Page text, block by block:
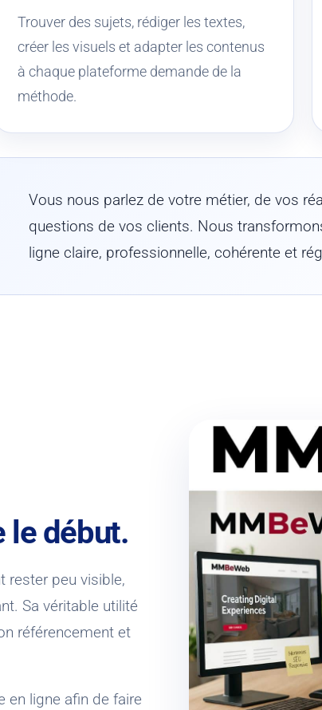
Trouver des sujets, rédiger les textes,
créer les visuels et adapter les contenus
à chaque plateforme demande de la
méthode.
Vous nous parlez de votre métier, de vos
questions de vos clients. Nous
ligne claire, professionnelle, cohérente et
le début.
rester peu visible,
Sa véritable utilité
référencement et
en ligne afin de faire